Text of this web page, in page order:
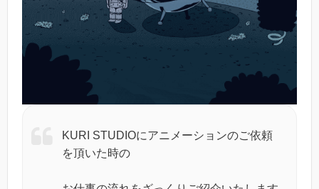
KURI STUDIOにアニメーションのご依頼
を頂いた時の